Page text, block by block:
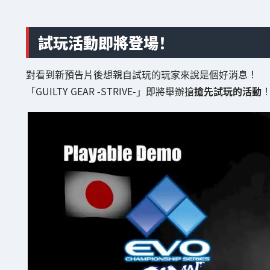
試玩活動即將登場！
對看到新預告片後想親自試玩的玩家來說是個好消息！
「GUILTY GEAR -STRIVE-」即將舉辦搶搶先試玩的活動